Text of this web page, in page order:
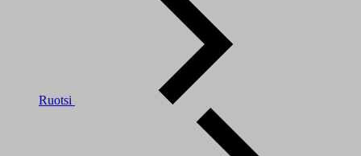
Ruotsi